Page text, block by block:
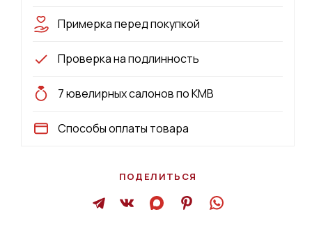
Примерка перед покупкой
Проверка на подлинность
7 ювелирных салонов по КМВ
Способы оплаты товара
ПОДЕЛИТЬСЯ